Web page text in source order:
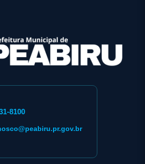
8100